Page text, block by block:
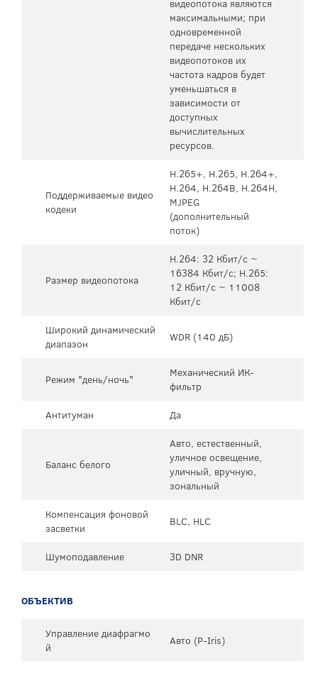
видеопотока являются
максимальными; при
одновременной
передаче нескольких
видеопотоков их
частота кадров будет
уменьшаться в
зависимости от
доступных
вычислительных
ресурсов.
Поддерживаемые видео
кодеки
H.265+, H.265, H.264+,
H.264, H.264B, H.264H,
MJPEG
(дополнительный
поток)
Размер видеопотока
H.264: 32 Кбит/с ~
16384 Кбит/с; H.265:
12 Кбит/с ~ 11008
Кбит/с
Широкий динамический
диапазон
WDR (140 дБ)
Режим "день/ночь"
Механический ИК-
фильтр
Антитуман
Да
Баланс белого
Авто, естественный,
уличное освещение,
уличный, вручную,
зональный
Компенсация фоновой
засветки
BLC, HLC
Шумоподавление 3D DNR
ОБЪЕКТИВ
Управление диафрагмо
й
Авто (P-Iris)